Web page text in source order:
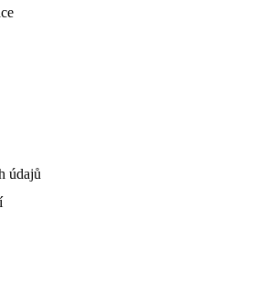
údajů